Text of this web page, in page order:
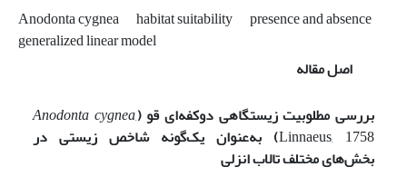
Anodonta cygnea habitat suitability
presence and absence
generalized linear model
اصل مقاله
بررسی مطلوبیت زیستگاهی دوکفه‌ای قو (Anodonta cygnea,
Linnaeus, 1758) به‌عنوان یک‌گونهشاخص زیستی در
بخش‌های مختلف تالاب انزلی